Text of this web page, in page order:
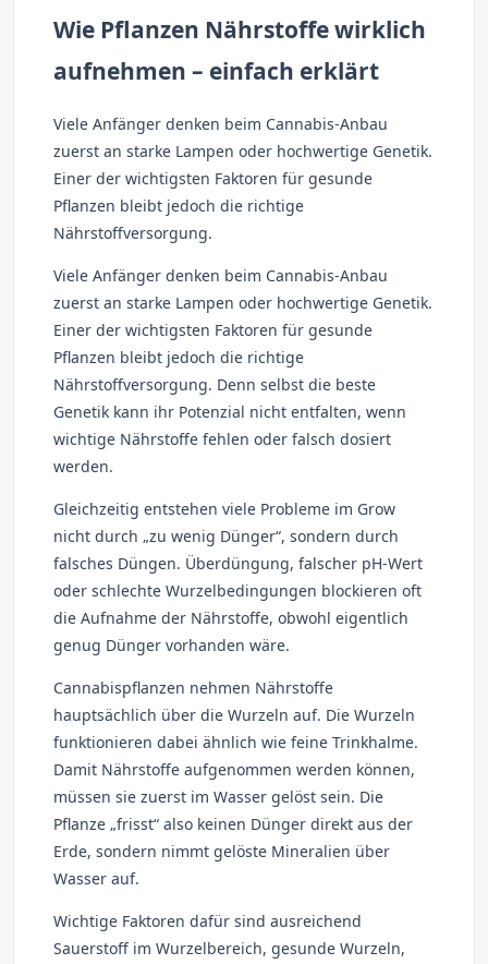
Wie Pflanzen Nährstoffe wirklich
aufnehmen – einfach erklärt
Viele Anfänger denken beim Cannabis-Anbau
zuerst an starke Lampen oder hochwertige Genetik.
Einer der wichtigsten Faktoren für gesunde
Pflanzen bleibt jedoch die richtige
Nährstoffversorgung.
Viele Anfänger denken beim Cannabis-Anbau
zuerst an starke Lampen oder hochwertige Genetik.
Einer der wichtigsten Faktoren für gesunde
Pflanzen bleibt jedoch die richtige
Nährstoffversorgung. Denn selbst die beste
Genetik kann ihr Potenzial nicht entfalten, wenn
wichtige Nährstoffe fehlen oder falsch dosiert
werden.
Gleichzeitig entstehen viele Probleme im Grow
nicht durch „zu wenig Dünger“, sondern durch
falsches Düngen. Überdüngung, falscher pH-Wert
oder schlechte Wurzelbedingungen blockieren oft
die Aufnahme der Nährstoffe, obwohl eigentlich
genug Dünger vorhanden wäre.
Cannabispflanzen nehmen Nährstoffe
hauptsächlich über die Wurzeln auf. Die Wurzeln
funktionieren dabei ähnlich wie feine Trinkhalme.
Damit Nährstoffe aufgenommen werden können,
müssen sie zuerst im Wasser gelöst sein. Die
Pflanze „frisst“ also keinen Dünger direkt aus der
Erde, sondern nimmt gelöste Mineralien über
Wasser auf.
Wichtige Faktoren dafür sind ausreichend
Sauerstoff im Wurzelbereich, gesunde Wurzeln,